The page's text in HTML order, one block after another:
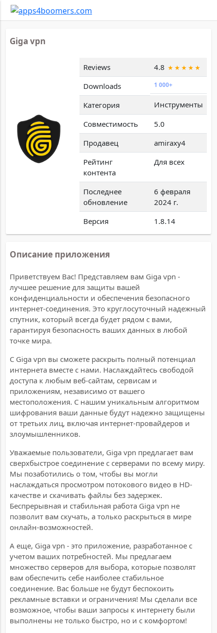
Giga vpn
Reviews
4.8
Downloads
1 000+
Категория
Инструменты
Совместимость
5.0
Продавец
amiraxy4
Рейтинг
контента
Для всех
Последнее
обновление
6 февраля
2024 г.
Версия
1.8.14
Описание приложения
Приветствуем Вас! Представляем вам Giga vpn -
лучшее решение для защиты вашей
конфиденциальности и обеспечения безопасного
интернет-соединения. Это круглосуточный надежный
спутник, который всегда будет рядом с вами,
гарантируя безопасность ваших данных в любой
точке мира.
С Giga vpn вы сможете раскрыть полный потенциал
интернета вместе с нами. Наслаждайтесь свободой
доступа к любым веб-сайтам, сервисам и
приложениям, независимо от вашего
местоположения. С нашим уникальным алгоритмом
шифрования ваши данные будут надежно защищены
от третьих лиц, включая интернет-провайдеров и
злоумышленников.
Уважаемые пользователи, Giga vpn предлагает вам
сверхбыстрое соединение с серверами по всему миру.
Мы позаботились о том, чтобы вы могли
наслаждаться просмотром потокового видео в HD-
качестве и скачивать файлы без задержек.
Беспрерывная и стабильная работа Giga vpn не
позволит вам скучать, а только раскрыться в мире
онлайн-возможностей.
А еще, Giga vpn - это приложение, разработанное с
учетом ваших потребностей. Мы предлагаем
множество серверов для выбора, которые позволят
вам обеспечить себе наиболее стабильное
соединение. Вас больше не будут беспокоить
рекламные вставки и ограничения! Мы сделали все
возможное, чтобы ваши запросы к интернету были
выполнены не только быстро, но и с комфортом!